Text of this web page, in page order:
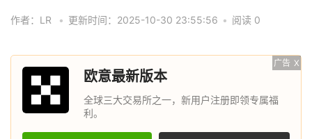
作者：LR • 更新时间：2025-10-30 23:55:56 • 阅读 0
广告 X
欧意最新版本
全球三大交易所之一，新用户注册即领专属福
利。